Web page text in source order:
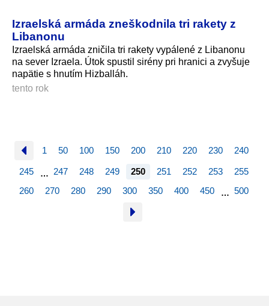
Izraelská armáda zneškodnila tri rakety z
Libanonu
Izraelská armáda zničila tri rakety vypálené z Libanonu
na sever Izraela. Útok spustil sirény pri hranici a zvyšuje
napätie s hnutím Hizballáh.
tento rok
1 50 100 150 200 210 220 230 240
245 … 247 248 249 250 251 252 253
255
260
270 280 290 300 350 400 450 … 500